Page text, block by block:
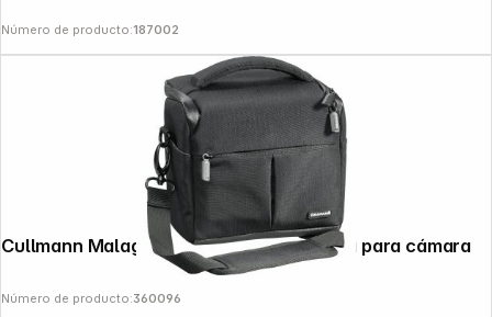
Número de producto:187002
Cullmann Malaga Vario 400 negro Funda para cámara
Número de producto:360096